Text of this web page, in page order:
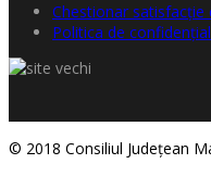
Chestionar satisfacţie
Politica de
© 2018 Consiliul Judeţean